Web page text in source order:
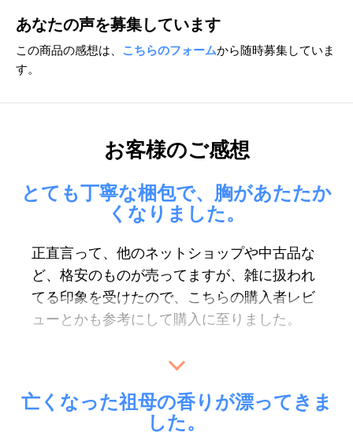
あなたの声を募集しています
この商品の感想は、 こちらのフォームから随時募集していま
す。
お客様のご感想
とても丁寧な梱包で、胸があたたか
くなりました。
正直言って、他のネットショップや中古品な
ど、 格安のものが売ってますが、 雑に扱われ
てる印象を受けたので、 こちらの購入者レビ
ューとかも参考にして購入に至りました。
とても丁寧な梱包で手書きメッセージも書か
チューナーの響きも良くて感動しました。
資料とかはダウンロードできるようなので、
亡くなった祖母の香りが漂ってきま
した。